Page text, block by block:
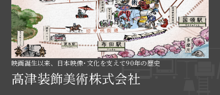
映画誕生以来、日本映像･文化を支えて90年の歴史
高津装飾美術株式会社